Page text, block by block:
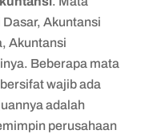
Akuntansi
Akuntansi
Beberapa mata
wajib ada
adalah
perusahaan